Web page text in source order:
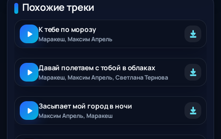
Похожие треки
К тебе по морозу
Маракеш, Максим Апрель
Давай полетаем с тобой в облаках
Маракеш, Максим Апрель, Светлана Тернова
Засыпает мой город в ночи
Максим Апрель, Маракеш